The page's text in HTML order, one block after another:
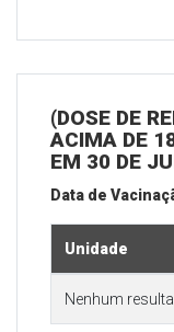
(DOSE DE
ACIMA DE
EM 30 DE
Data de
Unidade
Nenhum